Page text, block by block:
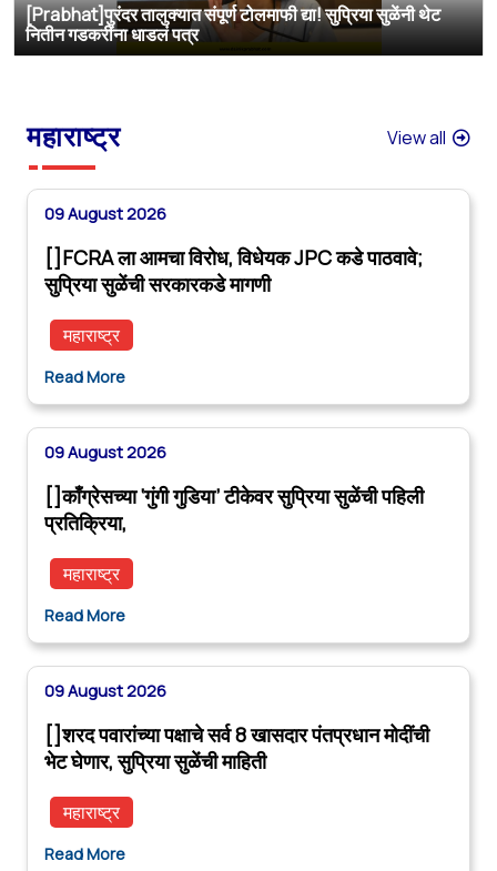
[Prabhat]पुरंदर तालुक्यात संपूर्ण टोलमाफी द्या! सुप्रिया सुळेंनी थेट
नितीन गडकरींना धाडलं पत्र
महाराष्ट्र View all
09 August 2026
[]FCRA ला आमचा विरोध, विधेयक JPC कडे पाठवावे;
सुप्रिया सुळेंची सरकारकडे मागणी
महाराष्ट्र
Read More
09 August 2026
[]काँग्रेसच्या ‘गुंगी गुडिया’ टीकेवर सुप्रिया सुळेंची पहिली
प्रतिक्रिया,
महाराष्ट्र
Read More
09 August 2026
[]शरद पवारांच्या पक्षाचे सर्व 8 खासदार पंतप्रधान मोदींची
भेट घेणार, सुप्रिया सुळेंची माहिती
महाराष्ट्र
Read More